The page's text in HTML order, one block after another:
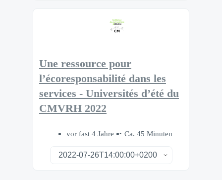
Une ressource pour
l’écoresponsabilité dans les
services - Universités d’été du
CMVRH 2022
vor fast 4 Jahre Ca. 45 Minuten